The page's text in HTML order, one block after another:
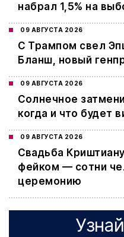
набрал 1,5% на
09 АВГУСТА 2026
С Трампом свел
Бланш, новый
09 АВГУСТА 2026
Cолнечное
когда и что будет
09 АВГУСТА 2026
Свадьба
фейком — сотни
церемонию